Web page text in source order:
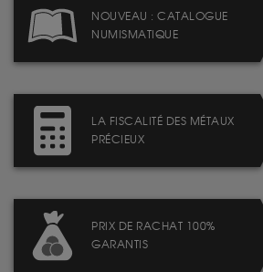
NOUVEAU : CATALOGUE
NUMISMATIQUE
LA FISCALITÉ DES MÉTAUX
PRÉCIEUX
PRIX DE RACHAT 100%
GARANTIS